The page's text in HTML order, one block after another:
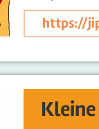
https://